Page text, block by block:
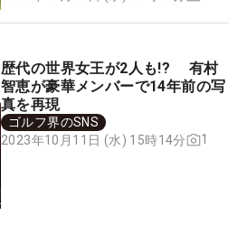
歴代の世界女王が2人も!? 有村
智恵が豪華メンバーで14年前の写
真を再現
ゴルフ界のSNS
2023年10月11日 (水) 15時14分
1